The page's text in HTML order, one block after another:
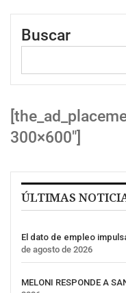
Buscar
300×600″]
ÚLTIMAS
El dato de empleo
de agosto de 2026
MELONI RESPONDE A